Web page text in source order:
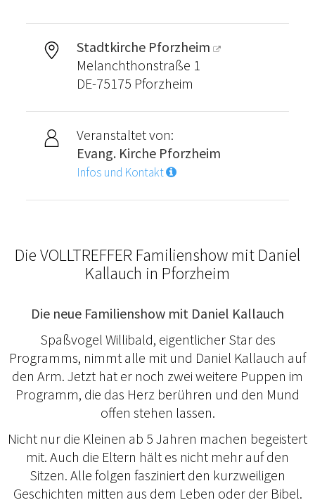
Stadtkirche Pforzheim
Melanchthonstraße 1
DE-75175 Pforzheim
Veranstaltet von:
Evang. Kirche Pforzheim
Infos und Kontakt
Die VOLLTREFFER Familienshow mit Daniel
Kallauch in Pforzheim
Die neue Familienshow mit Daniel Kallauch
Spaßvogel Willibald, eigentlicher Star des
Programms, nimmt alle mit und Daniel Kallauch auf
den Arm. Jetzt hat er noch zwei weitere Puppen im
Programm, die das Herz berühren und den Mund
offen stehen lassen.
Nicht nur die Kleinen ab 5 Jahren machen begeistert
mit. Auch die Eltern hält es nicht mehr auf den
Sitzen. Alle folgen fasziniert den kurzweiligen
Geschichten mitten aus dem Leben oder der Bibel.